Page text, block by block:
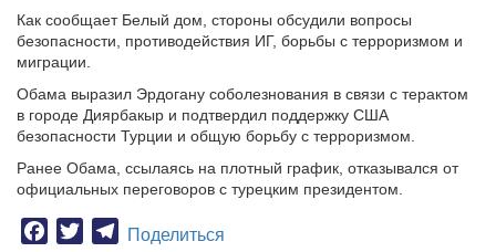
Как сообщает Белый дом, стороны обсудили вопросы
безопасности, противодействия ИГ, борьбы с терроризмом и
миграции.
Обама выразил Эрдогану соболезнования в связи с терактом
в городе Диярбакыр и подтвердил поддержку США
безопасности Турции и общую борьбу с терроризмом.
Ранее Обама, ссылаясь на плотный график, отказывался от
официальных переговоров с турецким президентом.
Facebook
TwitterTelegram
Поделиться